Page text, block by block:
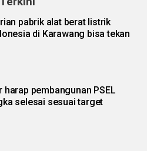
pabrik alat berat listrik
di Karawang bisa tekan
harap pembangunan PSEL
selesai sesuai target